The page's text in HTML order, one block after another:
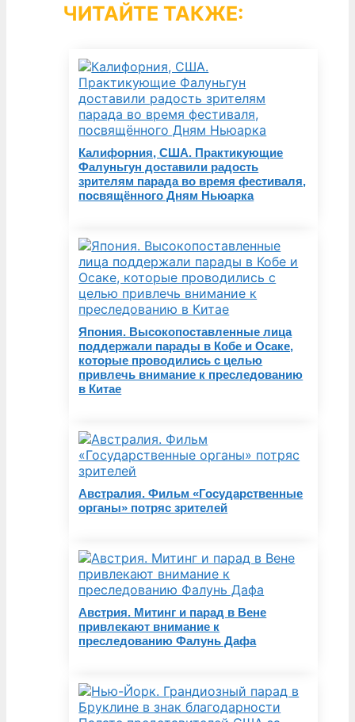
ЧИТАЙТЕ ТАКЖЕ:
Калифорния, США. Практикующие
Фалуньгун доставили радость
зрителям парада во время фестиваля,
посвящённого Дням Ньюарка
Япония. Высокопоставленные лица
поддержали парады в Кобе и Осаке,
которые проводились с целью
привлечь внимание к преследованию
в Китае
Австралия. Фильм «Государственные
органы» потряс зрителей
Австрия. Митинг и парад в Вене
привлекают внимание к
преследованию Фалунь Дафа